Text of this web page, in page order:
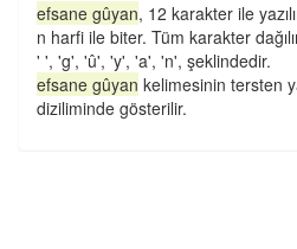
efsane gûyan, 12 karakter ile
n harfi ile biter. Tüm karakter
' ', 'g', 'û', 'y', 'a', 'n', şeklindedir.
efsane gûyan kelimesinin tersten
diziliminde gösterilir.